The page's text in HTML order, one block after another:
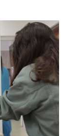
מצמח
נמרץ
אחרי
ואכלו
מצמח
בר
נפוץ